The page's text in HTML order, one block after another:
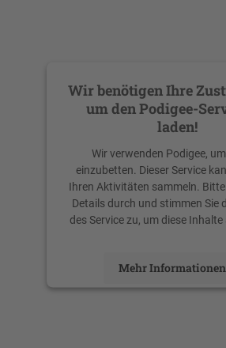
Wir benötigen Ihre
um den Podigee-
laden!
Wir verwenden Podigee,
einzubetten. Dieser Service
Ihren Aktivitäten sammeln. Bitte
Details durch und stimmen Sie
des Service zu, um diese
Mehr Informationen